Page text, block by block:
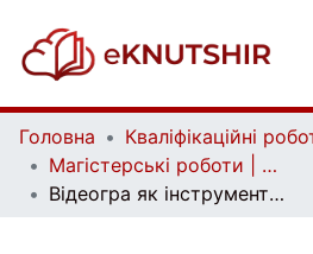
Головна
Магістерські роботи | Master's theses
Відеогра як інструмент навчання німецької мови (на матеріалі відеоігор-симуляторів "The Sims" та "Stardew Valley"